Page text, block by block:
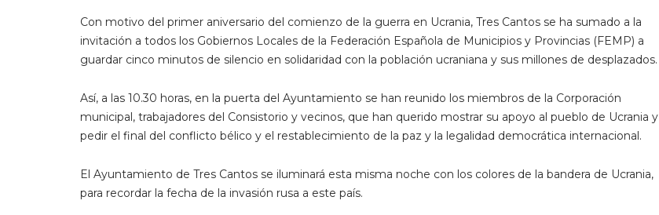
Con motivo del primer aniversario del comienzo de la guerra en Ucrania, Tres Cantos se ha sumado a la
invitación a todos los Gobiernos Locales de la Federación Española de Municipios y Provincias (FEMP) a
guardar cinco minutos de silencio en solidaridad con la población ucraniana y sus millones de desplazados.
Así, a las 10.30 horas, en la puerta del Ayuntamiento se han reunido los miembros de la Corporación
municipal, trabajadores del Consistorio y vecinos, que han querido mostrar su apoyo al pueblo de Ucrania y
pedir el final del conflicto bélico y el restablecimiento de la paz y la legalidad democrática internacional.
El Ayuntamiento de Tres Cantos se iluminará esta misma noche con los colores de la bandera de Ucrania,
para recordar la fecha de la invasión rusa a este país.